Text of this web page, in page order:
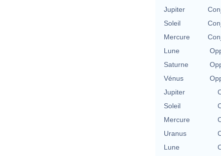
Jupiter
Soleil
Mercure
Lune
Saturne
Vénus
Jupiter
Soleil
Mercure
Uranus
Lune